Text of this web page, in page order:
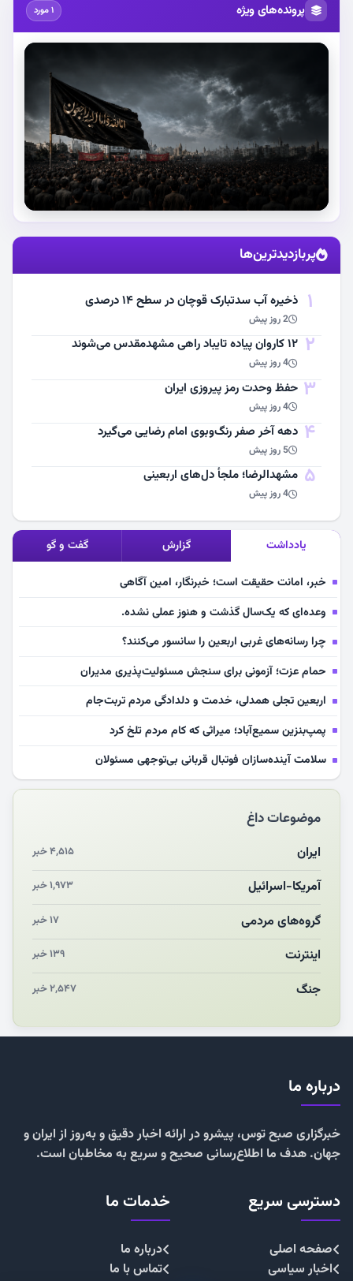
پرونده‌های ویژه 1 مورد
استقبال از آقای شهید ایران
مشاهده اخبار
پربازدیدترین‌ها
1 ذخیره آب سدتبارک قوچان در سطح ۱۴ درصدی
2 روز پیش
2 ۱۲ کاروان پیاده تایباد راهی مشهدمقدس می‌شوند
4 روز پیش
3 حفظ وحدت رمز پیروزی ایران
4 روز پیش
4 دهه آخر صفر رنگ‌وبوی امام رضایی می‌گیرد
5 روز پیش
5 مشهد‌الرضا؛ ملجأ دل‌های اربعینی
4 روز پیش
یادداشت گزارش گفت و گو
خبر، امانت حقیقت است؛ خبرنگار، امین آگاهی
وعده‌ای که یک‌سال گذشت و هنوز عملی نشده.
چرا رسانه‌های غربی اربعین را سانسور می‌کنند؟
حمام عزت؛ آزمونی برای سنجش مسئولیت‌پذیری مدیران
اربعین تجلی همدلی، خدمت و دلدادگی مردم تربت‌جام
پمپ‌بنزین سمیع‌آباد؛ میراثی که کام مردم تلخ کرد
سلامت آینده‌سازان فوتبال قربانی بی‌توجهی مسئولان
بازخوانی رسانه‌ای اندیشه رهبر شهید
مشهدالرضا آقای شهید ایران را در آغوش کشید
مکن ای صبح طلوع
چرایی «استقبال از آقای ایران»
موضوعات داغ
ایران ۴,۵۱۵ خبر
آمریکا-اسرائیل ۱,۹۷۳ خبر
گروه‌های مردمی ۱۷ خبر
اینترنت ۱۳۹ خبر
جنگ ۲,۵۴۷ خبر
درباره ما
خبرگزاری صبح توس، پیشرو در ارائه اخبار دقیق و به‌روز از ایران و
جهان. هدف ما اطلاع‌رسانی صحیح و سریع به مخاطبان است.
دسترسی سریع
صفحه اصلی
اخبار سیاسی
خدمات ما
درباره ما
تماس با ما